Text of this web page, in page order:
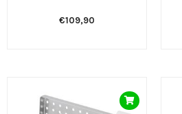
€109,90